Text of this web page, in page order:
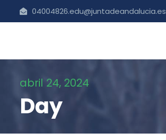
04004826.edu@juntadeandalucia.es
abril 24, 2024
Day